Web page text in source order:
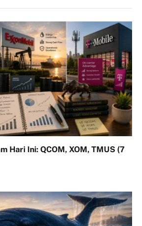
Hari Ini: QCOM, XOM, TMUS (7